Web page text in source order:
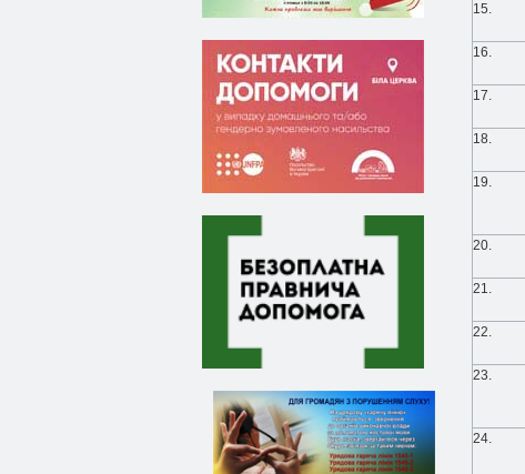
15.
16.
17.
18.
19.
20.
21.
22.
23.
24.